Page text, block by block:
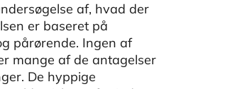
af, hvad der
er baseret på
pårørende. Ingen af
mange af de antagelser
De hyppige